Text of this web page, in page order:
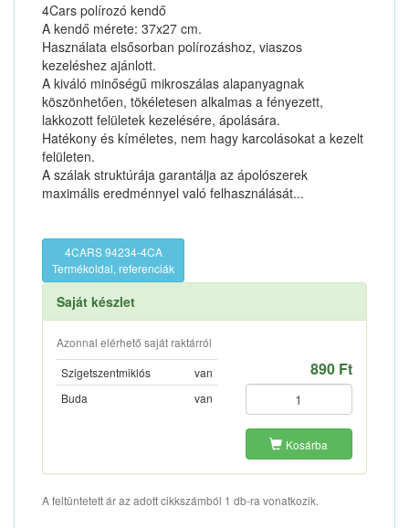
4Cars polírozó kendő
A kendő mérete: 37x27 cm.
Használata elsősorban polírozáshoz, viaszos
kezeléshez ajánlott.
A kiváló minőségű mikroszálas alapanyagnak
köszönhetően, tökéletesen alkalmas a fényezett,
lakkozott felületek kezelésére, ápolására.
Hatékony és kíméletes, nem hagy karcolásokat a kezelt
felületen.
A szálak struktúrája garantálja az ápolószerek
maximális eredménnyel való felhasználását...
4CARS 94234-4CA
Termékoldal, referenciák
Saját készlet
Azonnal elérhető saját raktárról
Szigetszentmiklós
van
Buda
van
890 Ft
Kosárba
A feltüntetett ár az adott cikkszámból 1 db-ra vonatkozik.